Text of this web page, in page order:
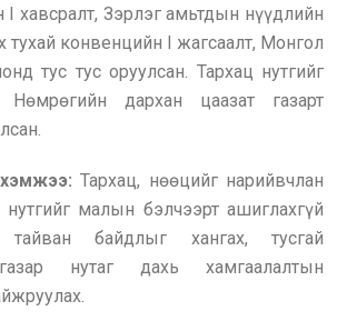
I хавсралт, Зэрлэг амьтдын нүүдлийн
тухай конвенцийн I жагсаалт, Монгол
тус тус оруулсан. Тархац нутгийг
дархан цаазат газарт
Тархац, нөөцийг нарийвчлан
нутгийг малын бэлчээрт ашиглахгүй
байдлыг хангах, тусгай
нутаг дахь хамгаалалтын